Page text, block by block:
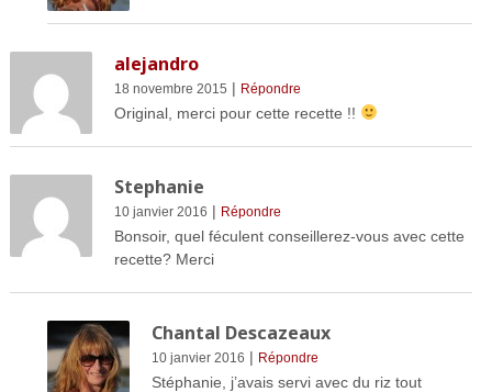
alejandro
18 novembre 2015 | Répondre
Original, merci pour cette recette !!
Stephanie
10 janvier 2016 | Répondre
Bonsoir, quel féculent conseillerez-vous avec cette
recette? Merci
Chantal Descazeaux
10 janvier 2016 | Répondre
Stéphanie, j’avais servi avec du riz tout